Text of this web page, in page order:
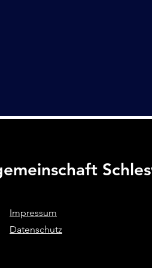
Impressum
Datenschutz